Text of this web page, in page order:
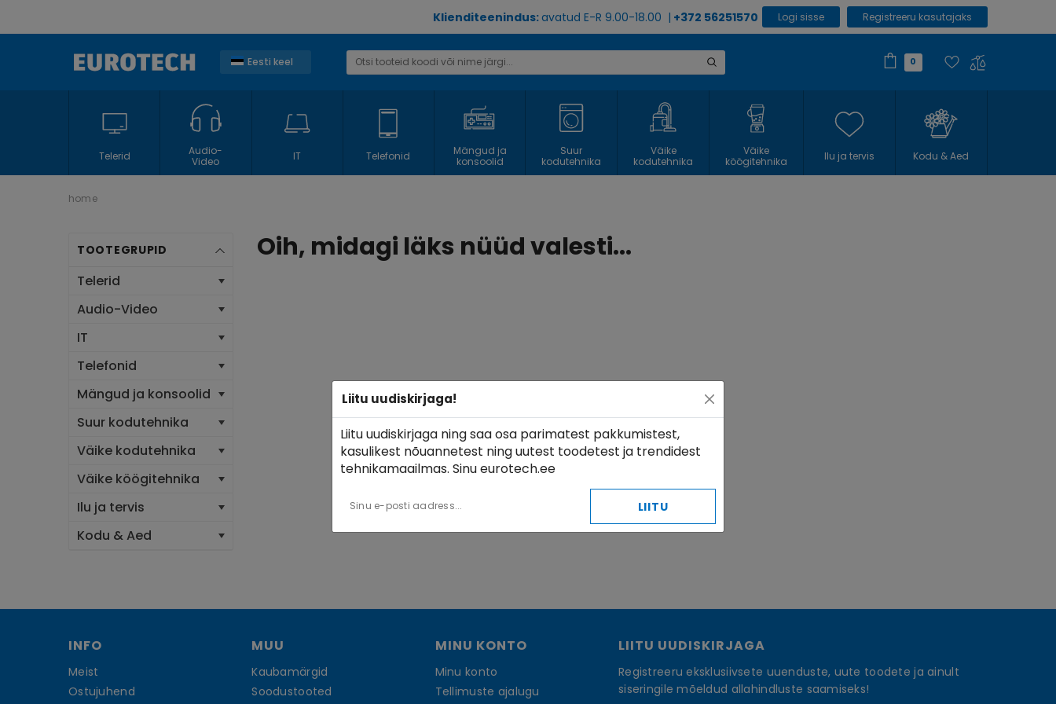
Klienditeenindus:avatud E-R 9.00-18.00 | +372 56251570 Logi sisse Registreeru kasutajaks
Eesti keel
0
Telerid
Audio-
Video
IT Telefonid
Mängud ja
konsoolid
Suur
kodutehnika
Väike
kodutehnika
Väike
köögitehnika
Ilu ja tervis Kodu & Aed
home
TOOTEGRUPID
Telerid
Audio-Video
IT
Telefonid
Mängud ja konsoolid
Suur kodutehnika
Väike kodutehnika
Väike köögitehnika
Ilu ja tervis
Kodu & Aed
Oih, midagi läks nüüd valesti...
INFO
Meist
Ostujuhend
MUU
Kaubamärgid
Soodustooted
MINU KONTO
Minu konto
Tellimuste ajalugu
LIITU UUDISKIRJAGA
Registreeru eksklusiivsete uuenduste, uute toodete ja ainult
siseringile mõeldud allahindluste saamiseks!
Liitu uudiskirjaga!
Liitu uudiskirjaga ning saa osa parimatest pakkumistest,
kasulikest nõuannetest ning uutest toodetest ja trendidest
tehnikamaailmas. Sinu eurotech.ee
LIITU